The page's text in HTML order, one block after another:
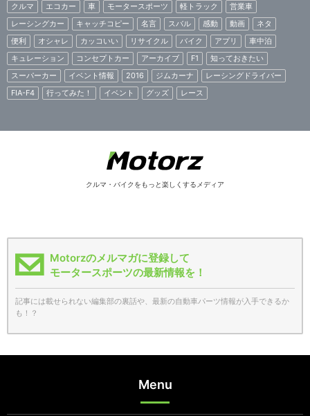
クルマ エコカー 車 モータースポーツ 軽トラック
営業車
レーシングカー
キャッチコピー 名言 スバル 感動 動画
ネタ
便利
オシャレ カッコいい リサイクル バイク アプリ
車中泊
キュレーション
コンセプトカー アーカイブ F1
知っておきたい
スーパーカー
イベント情報 2016 ジムカーナ
レーシングドライバー
FIA-F4
行ってみた！ イベント グッズ レース
クルマ・バイクをもっと楽しくするメディア
Motorzのメルマガに登録して
モータースポーツの最新情報を！
記事には載せられない編集部の裏話や、最新の自動車パーツ情報が入手できるか
も！？
Menu